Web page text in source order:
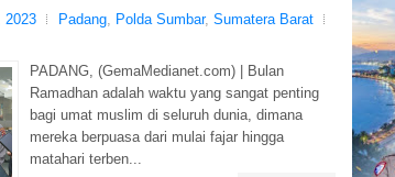
2023 Padang, Polda Sumbar, Sumatera Barat
PADANG, (GemaMedianet.com) | Bulan
Ramadhan adalah waktu yang sangat penting
bagi umat muslim di seluruh dunia, dimana
mereka berpuasa dari mulai fajar hingga
matahari terben...